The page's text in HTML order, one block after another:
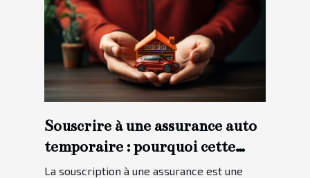
Souscrire à une assurance auto
temporaire : pourquoi cette
option ?
La souscription à une assurance est une